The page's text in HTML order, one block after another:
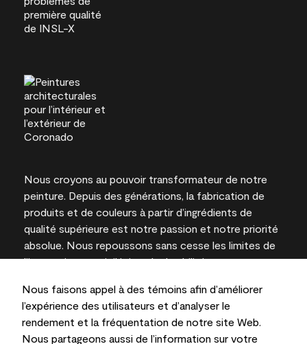
Nous faisons appel à des témoins afin d’améliorer
l’expérience des utilisateurs et d’analyser le
rendement et la fréquentation de notre site Web.
Nous partageons aussi de l’information sur votre
Nous croyons au pouvoir transformateur de notre
peinture. Depuis des générations, la fabrication de
produits et de couleurs à partir d’ingrédients de
qualité supérieure est notre passion et notre priorité
absolue. Nous repoussons sans cesse les limites de
l’innovation et privilégions la durabilité pour
l’expertise locale.